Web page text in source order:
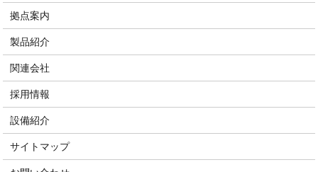
拠点案内
製品紹介
関連会社
採用情報
設備紹介
サイトマップ